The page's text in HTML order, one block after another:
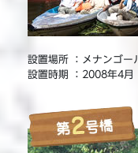
設置場所 ：メナンゴー
設置時期 ：2008年4月